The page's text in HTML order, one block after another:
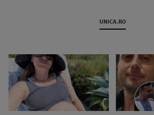
UNICA.RO